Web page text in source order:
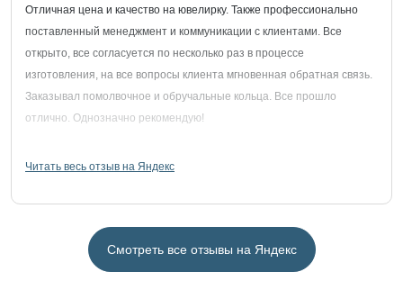
Отличная цена и качество на ювелирку. Также профессионально
поставленный менеджмент и коммуникации с клиентами. Все
открыто, все согласуется по несколько раз в процессе
изготовления, на все вопросы клиента мгновенная обратная связь.
Заказывал помолвочное и обручальные кольца. Все прошло
отлично. Однозначно рекомендую!
Читать весь отзыв на Яндекс
Смотреть все отзывы на Яндекс